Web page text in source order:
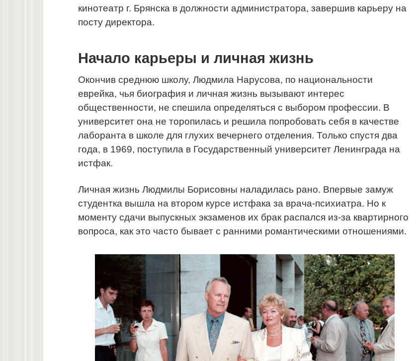
кинотеатр г. Брянска в должности администратора, завершив карьеру на
посту директора.
Начало карьеры и личная жизнь
Окончив среднюю школу, Людмила Нарусова, по национальности
еврейка, чья биография и личная жизнь вызывают интерес
общественности, не спешила определяться с выбором профессии. В
университет она не торопилась и решила попробовать себя в качестве
лаборанта в школе для глухих вечернего отделения. Только спустя два
года, в 1969, поступила в Государственный университет Ленинграда на
истфак.
Личная жизнь Людмилы Борисовны наладилась рано. Впервые замуж
студентка вышла на втором курсе истфака за врача-психиатра. Но к
моменту сдачи выпускных экзаменов их брак распался из-за квартирного
вопроса, как это часто бывает с ранними романтическими отношениями.